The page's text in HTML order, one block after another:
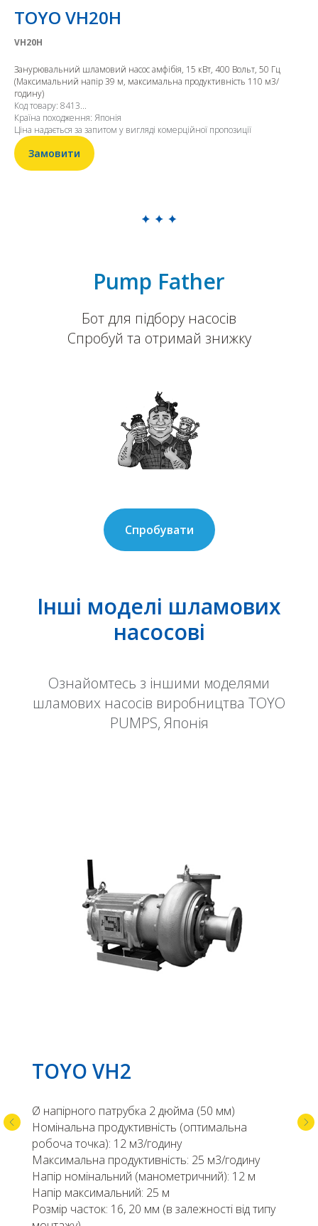
TOYO VH20H
VH20H
Занурювальний шламовий насос амфібія, 15 кВт, 400 Вольт, 50 Гц
(Максимальний напір 39 м, максимальна продуктивність 110 м3/
годину)
Код товару: 8413...
Країна походження: Японія
Ціна надається за запитом у вигляді комерційної пропозиції
Замовити
Pump Father
Бот для підбору насосів
Спробуй та отримай знижку
Спробувати
Інші моделі шламових
насосові
Ознайомтесь з іншими моделями
шламових насосів виробництва TOYO
PUMPS, Японія
TOYO VH2
Ø напірного патрубка 2 дюйма (50 мм)
Номінальна продуктивність (оптимальна
робоча точка): 12 м3/годину
Максимальна продуктивність: 25 м3/годину
Напір номінальний (манометричний): 12 м
Напір максимальний: 25 м
Розмір часток: 16, 20 мм (в залежності від типу